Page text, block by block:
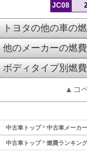
JC08
トヨタの他の車の
他のメーカーの燃
ボディタイプ別燃
▲コ
中古車トップ 中古車メーカ
中古車トップ 燃費ランキング